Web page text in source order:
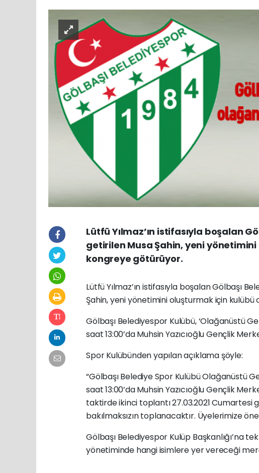
Lütfü Yılmaz’ın istifasıyla boşalan
getirilen Musa Şahin, yeni
kongreye götürüyor.
Lütfü Yılmaz’ın istifasıyla boşalan Gölbaşı
Şahin, yeni yönetimini oluşturmak için
Gölbaşı Belediyespor Kulübü, ‘Olağanüstü
saat 13:00’da Muhsin Yazıcıoğlu Gençlik
Spor Kulübünden yapılan açıklama şöyle:
“Gölbaşı Belediye Spor Kulübü Olağanüstü
saat 13:00’da Muhsin Yazıcıoğlu Gençlik
taktirde ikinci toplantı 27.03.2021 Cumartesi
bakılmaksızın toplanacaktır. Üyelerimize
Gölbaşı Belediyespor Kulüp Başkanlığı’na
yönetiminde hangi isimlere yer vereceği